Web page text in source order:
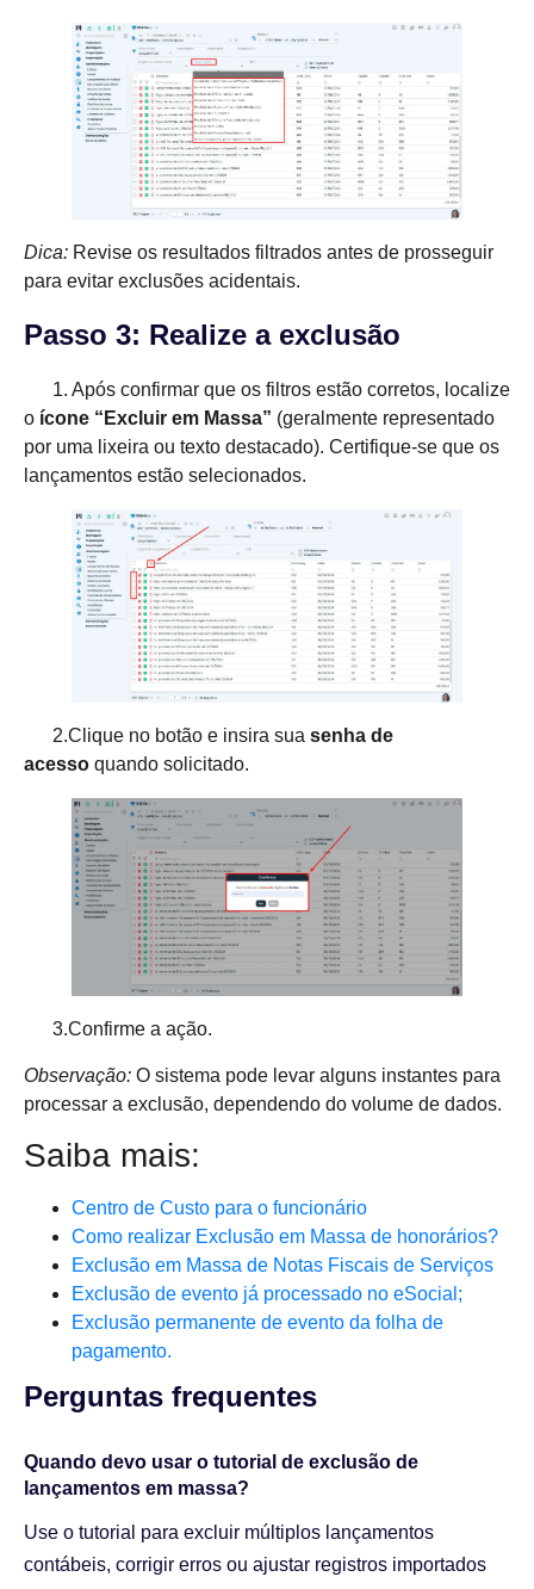
Dica: Revise os resultados filtrados antes de prosseguir
para evitar exclusões acidentais.
Passo 3: Realize a exclusão
1. Após confirmar que os filtros estão corretos, localize
o ícone “Excluir em Massa” (geralmente representado
por uma lixeira ou texto destacado). Certifique-se que os
lançamentos estão selecionados.
2.Clique no botão e insira sua senha de
acesso quando solicitado.
3.Confirme a ação.
Observação: O sistema pode levar alguns instantes para
processar a exclusão, dependendo do volume de dados.
Saiba mais:
Centro de Custo para o funcionário
Como realizar Exclusão em Massa de honorários?
Exclusão em Massa de Notas Fiscais de Serviços
Exclusão de evento já processado no eSocial;
Exclusão permanente de evento da folha de
pagamento.
Perguntas frequentes​
Quando devo usar o tutorial de exclusão de
lançamentos em massa?
Use o tutorial para excluir múltiplos lançamentos
contábeis, corrigir erros ou ajustar registros importados